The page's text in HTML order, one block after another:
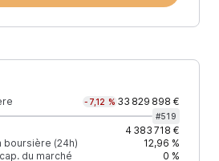
-7,12 % 33 829 898 €
#519
4 383 718 €
boursière (24h)
12,96 %
du marché
0 %